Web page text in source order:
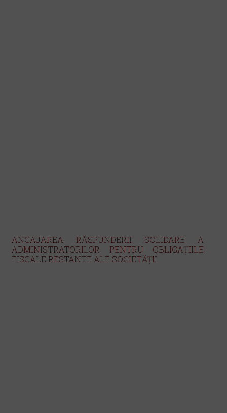
ANGAJAREA RĂSPUNDERII SOLIDARE A
ADMINISTRATORILOR PENTRU OBLIGAȚIILE
FISCALE RESTANTE ALE SOCIETĂȚII